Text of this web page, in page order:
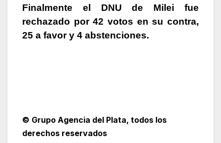
Finalmente el DNU de Milei fue
rechazado por 42 votos en su contra,
25 a favor y 4 abstenciones.
© Grupo Agencia del Plata, todos los
derechos reservados